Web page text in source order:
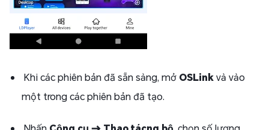
Khi các phiên bản đã sẵn sàng, mở OSLinkvà vào
một trong các phiên bản đã tạo.